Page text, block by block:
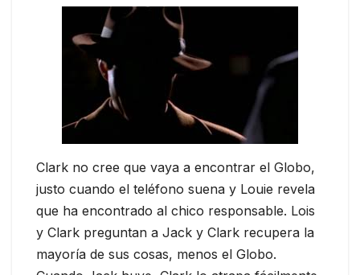
Clark no cree que vaya a encontrar el Globo,
justo cuando el teléfono suena y Louie revela
que ha encontrado al chico responsable. Lois
y Clark preguntan a Jack y Clark recupera la
mayoría de sus cosas, menos el Globo.